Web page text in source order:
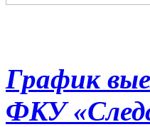
График
ФКУ